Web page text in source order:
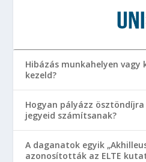
Hibázás munkahelyen
kezeld?
Hogyan pályázz ösztöndíjra
jegyeid számítsanak?
A daganatok egyik
azonosították az ELTE